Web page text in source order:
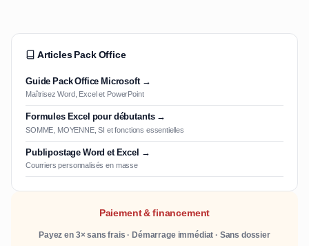
Articles Pack Office
Guide Pack Office Microsoft →
Maîtrisez Word, Excel et PowerPoint
Formules Excel pour débutants →
SOMME, MOYENNE, SI et fonctions essentielles
Publipostage Word et Excel →
Courriers personnalisés en masse
Paiement & financement
Payez en 3× sans frais · Démarrage immédiat · Sans dossier